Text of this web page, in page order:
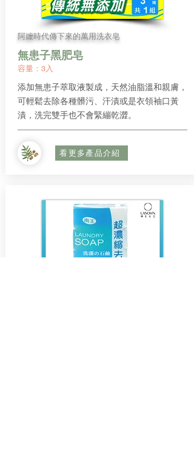
​阿嬤時代傳下來的萬用洗衣皂
無患子黑肥皂
容量：3入
添加無患子萃取液製成，天然油脂溫和親膚，
可輕鬆去除各種髒污、汗漬或是衣領袖口黃
漬，洗完雙手也不會緊繃乾澀。
看更多產品介紹